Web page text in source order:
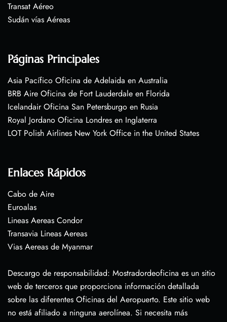
Transat Aéreo
Sudán vías Aéreas
Páginas Principales
Asia Pacífico Oficina de Adelaida en Australia
BRB Aire Oficina de Fort Lauderdale en Florida
Icelandair Oficina San Petersburgo en Rusia
Royal Jordano Oficina Londres en Inglaterra
LOT Polish Airlines New York Office in the United States
Enlaces Rápidos
Cabo de Aire
Euroalas
Lineas Aereas Condor
Transavia Lineas Aereas
Vias Aereas de Myanmar
Descargo de responsabilidad: Mostradordeoficina es un sitio
web de terceros que proporciona información detallada
sobre las diferentes Oficinas del Aeropuerto. Este sitio web
no está afiliado a ninguna aerolínea. Si necesita más